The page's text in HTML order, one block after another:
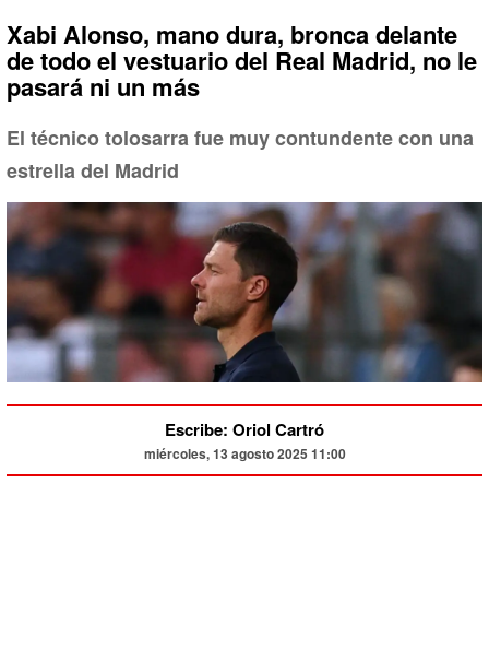
Xabi Alonso, mano dura, bronca delante
de todo el vestuario del Real Madrid, no le
pasará ni un más
El técnico tolosarra fue muy contundente con una
estrella del Madrid
Escribe: Oriol Cartró
miércoles, 13 agosto 2025 11:00